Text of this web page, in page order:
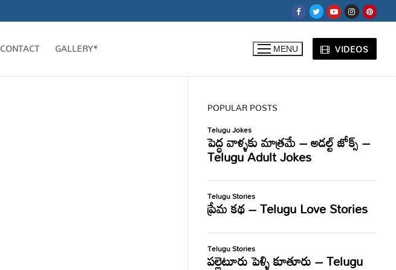
CONTACT GALLERY* MENU VIDEOS
POPULAR POSTS